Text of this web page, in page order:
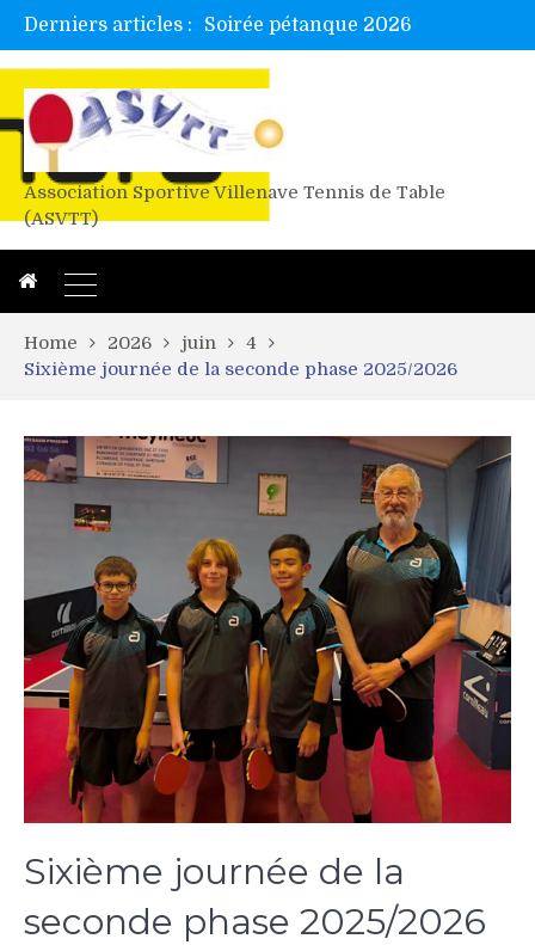
Derniers articles :
Tetelle et Wawa en bretagne
Alex valide l’EF
Titres de Gironde loisirs 2026
Association Sportive Villenave Tennis de Table
(ASVTT)
Home 2026 juin
4
Sixième journée de la seconde phase 2025/2026
Sixième journée de la
seconde phase 2025/2026